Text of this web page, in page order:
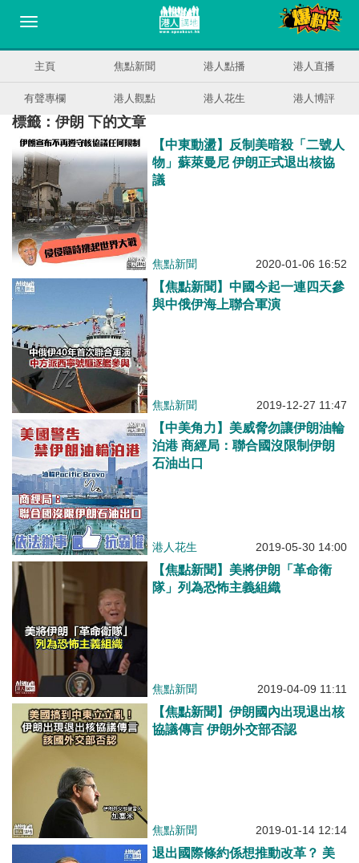
主頁 焦點新聞 港人點播 港人直播
有聲專欄 港人觀點 港人花生 港人博評
標籤：伊朗 下的文章
【中東動盪】反制美暗殺「二號人
物」蘇萊曼尼 伊朗正式退出核協
議
焦點新聞 2020-01-06 16:52
【焦點新聞】中國今起一連四天參
與中俄伊海上聯合軍演
焦點新聞 2019-12-27 11:47
【中美角力】美威脅勿讓伊朗油輪
泊港 商經局：聯合國沒限制伊朗
石油出口
港人花生 2019-05-30 14:00
【焦點新聞】美將伊朗「革命衛
隊」列為恐怖主義組織
焦點新聞 2019-04-09 11:11
【焦點新聞】伊朗國內出現退出核
協議傳言 伊朗外交部否認
焦點新聞 2019-01-14 12:14
退出國際條約係想推動改革？ 美